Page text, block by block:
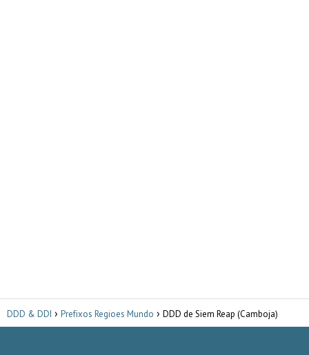
DDD & DDI Prefixos Regioes Mundo DDD de Siem Reap (Camboja)